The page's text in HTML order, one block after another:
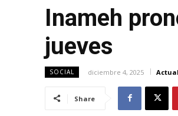
Inameh
jueves
SOCIAL diciembre 4, 2025
Share